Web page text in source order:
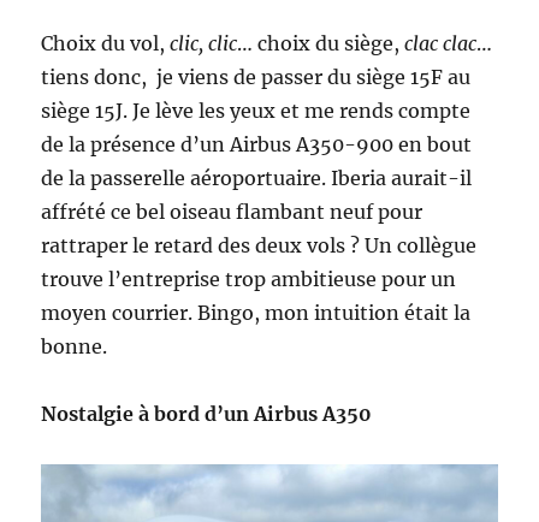
Choix du vol,clic, clic… choix du siège,clac clac…
tiens donc, je viens de passer du siège 15F au
siège 15J. Je lève les yeux et me rends compte
de la présence d’un Airbus A350-900 en bout
de la passerelle aéroportuaire. Iberia aurait-il
affrété ce bel oiseau flambant neuf pour
rattraper le retard des deux vols ? Un collègue
trouve l’entreprise trop ambitieuse pour un
moyen courrier. Bingo, mon intuition était la
bonne.
Nostalgie à bord d’un Airbus A350